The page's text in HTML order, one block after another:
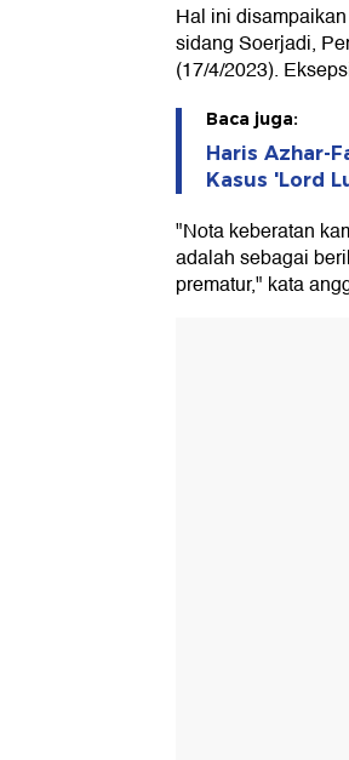
Hal ini
sidang Soerjadi,
(17/4/2023).
Baca juga:
Haris Azhar-
Kasus 'Lord
"Nota keberatan
adalah sebagai
prematur," kata